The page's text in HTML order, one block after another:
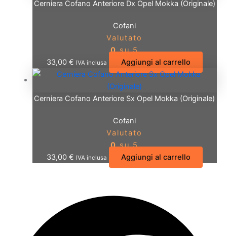
Cerniera Cofano Anteriore Dx Opel Mokka (Originale)
Cofani
Valutato
0su 5
33,00 € IVA inclusa Aggiungi al carrello
Cerniera Cofano Anteriore Sx Opel Mokka (Originale)
Cofani
Valutato
0su 5
33,00 € IVA inclusa Aggiungi al carrello